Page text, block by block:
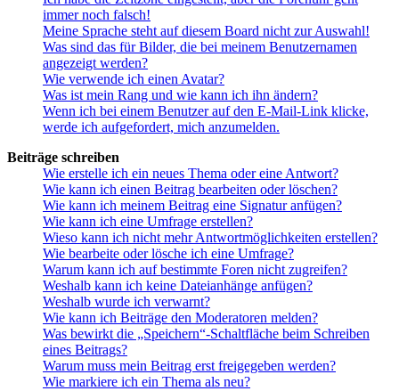
immer noch falsch!
Meine Sprache steht auf diesem Board nicht zur Auswahl!
Was sind das für Bilder, die bei meinem Benutzernamen
angezeigt werden?
Wie verwende ich einen Avatar?
Was ist mein Rang und wie kann ich ihn ändern?
Wenn ich bei einem Benutzer auf den E-Mail-Link klicke,
werde ich aufgefordert, mich anzumelden.
Beiträge schreiben
Wie erstelle ich ein neues Thema oder eine Antwort?
Wie kann ich einen Beitrag bearbeiten oder löschen?
Wie kann ich meinem Beitrag eine Signatur anfügen?
Wie kann ich eine Umfrage erstellen?
Wieso kann ich nicht mehr Antwortmöglichkeiten erstellen?
Wie bearbeite oder lösche ich eine Umfrage?
Warum kann ich auf bestimmte Foren nicht zugreifen?
Weshalb kann ich keine Dateianhänge anfügen?
Weshalb wurde ich verwarnt?
Wie kann ich Beiträge den Moderatoren melden?
Was bewirkt die „Speichern“-Schaltfläche beim Schreiben
eines Beitrags?
Warum muss mein Beitrag erst freigegeben werden?
Wie markiere ich ein Thema als neu?